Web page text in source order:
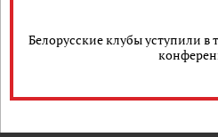
Белорусские клубы уступили в